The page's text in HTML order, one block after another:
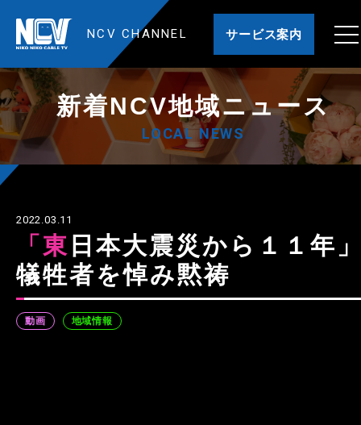
NCV CHANNEL サービス案内
新着NCV地域ニュース
LOCAL NEWS
2022.03.11
「東日本大震災から１１年」
犠牲者を悼み黙祷
動画 地域情報